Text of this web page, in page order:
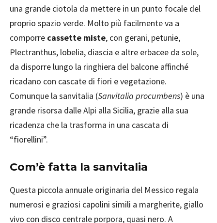
una grande ciotola da mettere in un punto focale del
proprio spazio verde. Molto più facilmente va a
comporre cassette miste, con gerani, petunie,
Plectranthus, lobelia, diascia e altre erbacee da sole,
da disporre lungo la ringhiera del balcone affinché
ricadano con cascate di fiori e vegetazione.
Comunque la sanvitalia (Sanvitalia procumbens) è una
grande risorsa dalle Alpi alla Sicilia, grazie alla sua
ricadenza che la trasforma in una cascata di
“fiorellini”.
Com’è fatta la sanvitalia
Questa piccola annuale originaria del Messico regala
numerosi e graziosi capolini simili a margherite, giallo
vivo con disco centrale porpora, quasi nero. A